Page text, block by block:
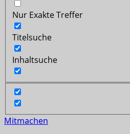
Nur Exakte Treffer
Titelsuche
Inhaltsuche
Mitmachen